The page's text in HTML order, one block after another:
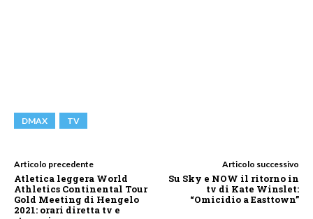
DMAX TV
Articolo precedente
Atletica leggera World
Athletics Continental Tour
Gold Meeting di Hengelo
2021: orari diretta tv e
Articolo successivo
Su Sky e NOW il ritorno in
tv di Kate Winslet:
“Omicidio a Easttown”